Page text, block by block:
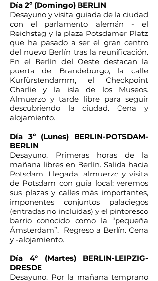
Día 2º (Domingo) BERLIN
Desayuno y visita guiada de la ciudad
con el parlamento alemán - el
Reichstag y la plaza Potsdamer Platz
que ha pasado a ser el gran centro
del nuevo Berlín tras la reunificación.
En el Berlín del Oeste destacan la
puerta de Brandeburgo, la calle
Kurfürstendamm, el Checkpoint
Charlie y la isla de los Museos.
Almuerzo y tarde libre para seguir
descubriendo la ciudad. Cena y
alojamiento.
Día 3º (Lunes) BERLIN-POTSDAM-
BERLIN
Desayuno. Primeras horas de la
mañana libres en Berlín. Salida hacia
Potsdam. Llegada, almuerzo y visita
de Potsdam con guía local: veremos
sus plazas y calles más importantes,
imponentes conjuntos palaciegos
(entradas no incluidas) y el pintoresco
barrio conocido como la “pequeña
Ámsterdam”. Regreso a Berlín. Cena
y -alojamiento.
Día 4° (Martes) BERLIN-LEIPZIG-
DRESDE
Desayuno. Por la mañana temprano